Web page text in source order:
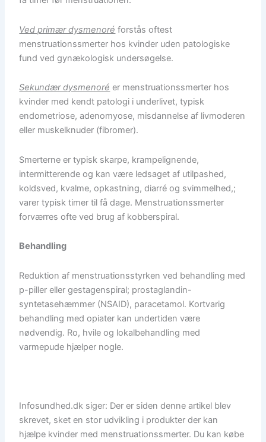
Ved primær dysmenoré forstås oftest
menstruationssmerter hos kvinder uden patologiske
fund ved gynækologisk undersøgelse.
Sekundær dysmenoré er menstruationssmerter hos
kvinder med kendt patologi i underlivet, typisk
endometriose, adenomyose, misdannelse af livmoderen
eller muskelknuder (fibromer).
Smerterne er typisk skarpe, krampelignende,
intermitterende og kan være ledsaget af utilpashed,
koldsved, kvalme, opkastning, diarré og svimmelhed,;
varer typisk timer til få dage. Menstruationssmerter
forværres ofte ved brug af kobberspiral.
Behandling
Reduktion af menstruationsstyrken ved behandling med
p-piller eller gestagenspiral; prostaglandin-
syntetasehæmmer (NSAID), paracetamol. Kortvarig
behandling med opiater kan undertiden være
nødvendig. Ro, hvile og lokalbehandling med
varmepude hjælper nogle.
Infosundhed.dk siger: Der er siden denne artikel blev
skrevet, sket en stor udvikling i produkter der kan
hjælpe kvinder med menstruationssmerter. Du kan købe